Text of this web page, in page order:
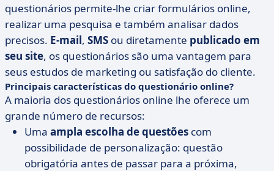
questionários permite-lhe criar formulários online,
realizar uma pesquisa e também analisar dados
precisos. E-mail, SMS ou diretamente publicado em
seu site, os questionários são uma vantagem para
seus estudos de marketing ou satisfação do cliente.
Principais características do questionário online?
A maioria dos questionários online lhe oferece um
grande número de recursos:
Uma ampla escolha de questões com
possibilidade de personalização: questão
obrigatória antes de passar para a próxima,